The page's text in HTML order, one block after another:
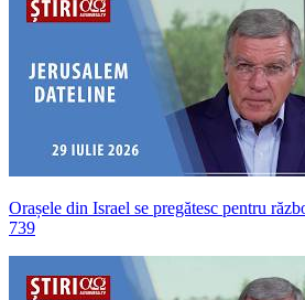
Orașele din Israel se pregătesc pentru
739